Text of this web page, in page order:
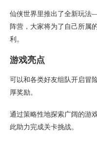
仙侠世界里推出了全新玩法
阵营，大家将为了自己所属
利。
游戏亮点
可以和各类好友组队开启冒
厚奖励。
通过策略性地探索广阔的游
此助力完成关卡挑战。